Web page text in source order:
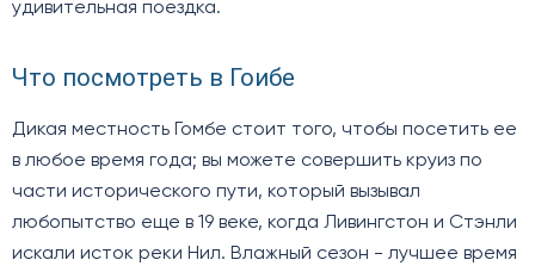
удивительная поездка.
Что посмотреть в Гоибе
Дикая местность Гомбе стоит того, чтобы посетить ее
в любое время года; вы можете совершить круиз по
части исторического пути, который вызывал
любопытство еще в 19 веке, когда Ливингстон и Стэнли
искали исток реки Нил. Влажный сезон - лучшее время